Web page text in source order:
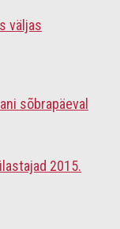
väljas
sõbrapäeval
2015.